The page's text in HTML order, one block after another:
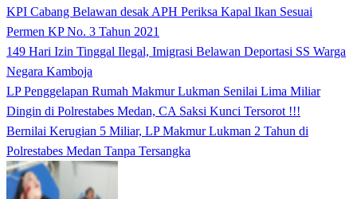
KPI Cabang Belawan desak APH Periksa Kapal Ikan Sesuai
Permen KP No. 3 Tahun 2021
149 Hari Izin Tinggal Ilegal, Imigrasi Belawan Deportasi SS Warga
Negara Kamboja
LP Penggelapan Rumah Makmur Lukman Senilai Lima Miliar
Dingin di Polrestabes Medan, CA Saksi Kunci Tersorot !!!
Bernilai Kerugian 5 Miliar, LP Makmur Lukman 2 Tahun di
Polrestabes Medan Tanpa Tersangka